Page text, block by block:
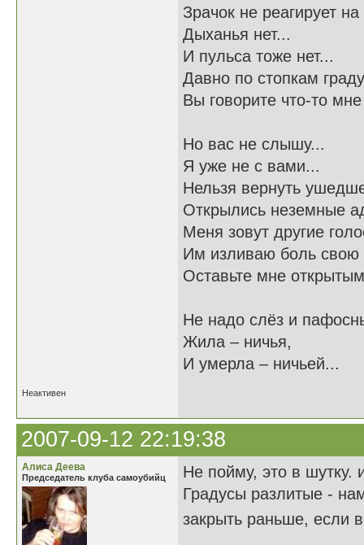
Зрачок не реагирует на
Дыханья нет...
И пульса тоже нет...
Давно по стопкам
Вы говорите что-то
Но вас не слышу...
Я уже не с вами...
Нельзя вернуть
Открылись неземные
Меня зовут другие
Им изливаю боль свою
Оставьте мне
Не надо слёз и
Жила – ничья,
И умерла – ничьей...
Неактивен
2007-09-12 22:19:38
Алиса Деева
Председатель клуба самоубийц
Не пойму, это в шутку.
Градусы разлитые -
закрыть раньше, если